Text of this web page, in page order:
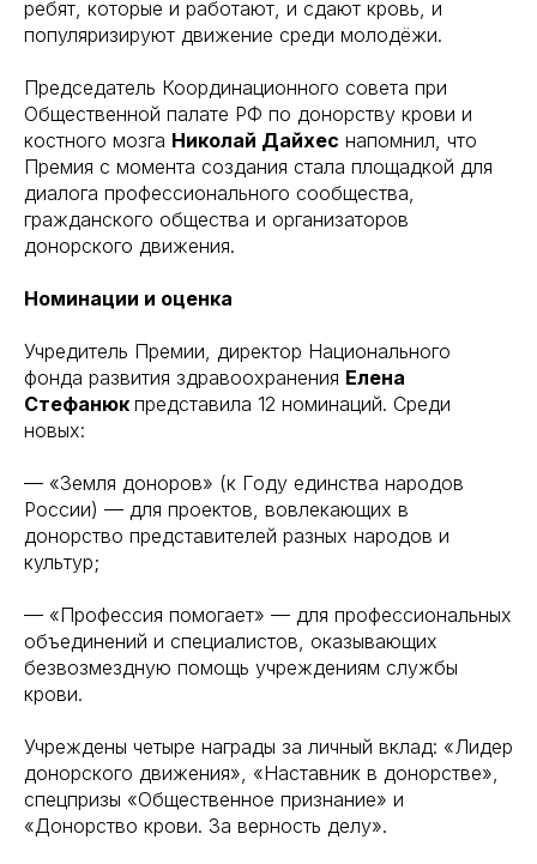
ребят, которые и работают, и сдают кровь, и
популяризируют движение среди молодёжи.
Председатель Координационного совета при
Общественной палате РФ по донорству крови и
костного мозга Николай Дайхес напомнил, что
Премия с момента создания стала площадкой для
диалога профессионального сообщества,
гражданского общества и организаторов
донорского движения.
Номинации и оценка
Учредитель Премии, директор Национального
фонда развития здравоохранения Елена
Стефанюк представила 12 номинаций. Среди
новых:
— «Земля доноров» (к Году единства народов
России) — для проектов, вовлекающих в
донорство представителей разных народов и
культур;
— «Профессия помогает» — для профессиональных
объединений и специалистов, оказывающих
безвозмездную помощь учреждениям службы
крови.
Учреждены четыре награды за личный вклад: «Лидер
донорского движения», «Наставник в донорстве»,
спецпризы «Общественное признание» и
«Донорство крови. За верность делу».